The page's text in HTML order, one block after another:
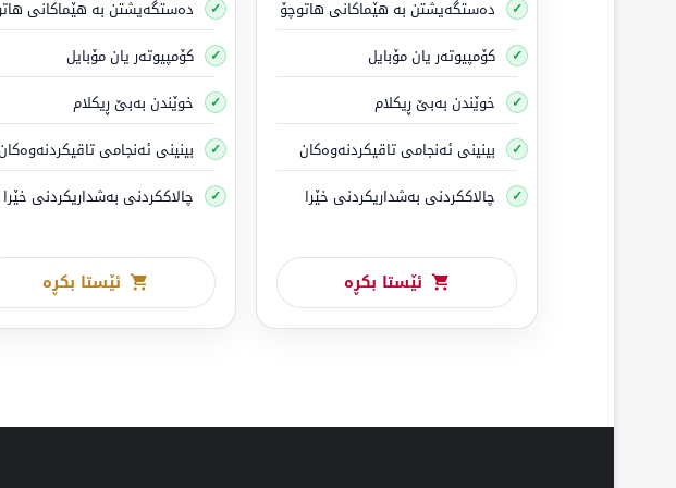
ئەمە بەناوبانگترین مۆڵەتە، کە ڕێگەت پێدەدات ئۆتۆمبێلی تایبەت یان بارهەڵگری
نەبێت، جگە لە شۆفێر
(کێشی شۆفێر، گرنگ نییە هی خۆی بێت کێش، وەک سەرنشین یان بار ئەژمار ناکرێ)
بوو، ئەوا دەبێت ئەو مەرجە جێبەجێ بکەیت کە کۆی گشتی کێشی… ئۆتۆمبێل و
دەتوانیت لە تەمەنی ١٦ ساڵییەوە دەست بە مەشقی شۆفێری بکەیت، و مافی ئەوەت هەیە لە تەمەنی ١٨ ساڵییەوە داوای ئەم مۆڵەتە بکەیت.
ڕاهێنانی شۆفێری
مۆڵەتی شۆفێری B-utökad
مۆڵەتیدرێژکراوەی B یە، و بە بەشێک لە مۆڵەتی B دادەنرێت و هەمان مەرجەکان بۆ هەڵگرەکەی دەگونجێت بەو
دەستگەیشتن بە هێماکانی هاتوچۆ
کۆمپیوتەر یان مۆبایل
خوێندن بەبێ ڕیکلام
بینینی ئەنجامی تاقیکردنەوەکان
چالاککردنی بەشداریکردنی خێرا
ئێستا بکڕە
دەستگەیشتن بە هێماکانی
کۆمپیوتەر یان مۆبایل
خوێندن بەبێ ڕیکلام
بینینی ئەنجامی
چالاککردنی بەشداریکردنی خێرا
ئێستا بکڕە